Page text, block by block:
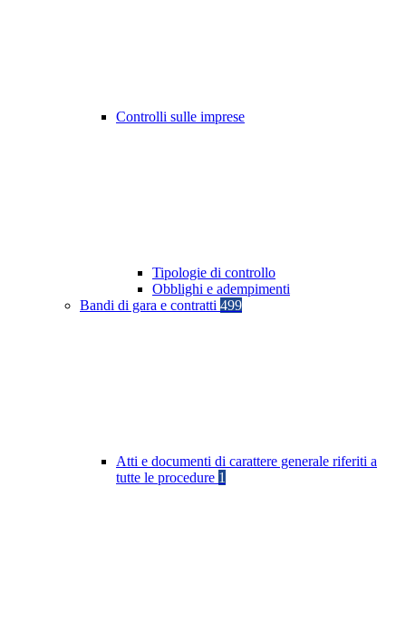
Controlli sulle imprese
Tipologie di controllo
Obblighi e adempimenti
Bandi di gara e contratti 499
Atti e documenti di carattere generale riferiti a
tutte le procedure 1